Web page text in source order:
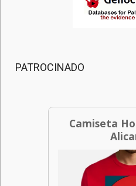
PATROCINADO
Camiseta